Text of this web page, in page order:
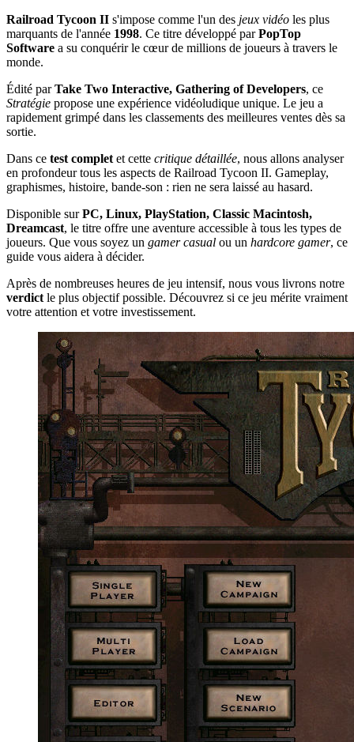
Railroad Tycoon II s'impose comme l'un des jeux vidéo les plus
marquants de l'année 1998. Ce titre développé parPopTop
Software a su conquérir le cœur de millions de joueurs à travers le
monde.
Édité parTake Two Interactive, Gathering of Developers, ce
Stratégie propose une expérience vidéoludique unique. Le jeu a
rapidement grimpé dans les classements des meilleures ventes dès sa
sortie.
Dans ce test complet et cette critique détaillée, nous allons analyser
en profondeur tous les aspects de Railroad Tycoon II. Gameplay,
graphismes, histoire, bande-son : rien ne sera laissé au hasard.
Disponible surPC, Linux, PlayStation, Classic Macintosh,
Dreamcast, le titre offre une aventure accessible à tous les types de
joueurs. Que vous soyez un gamer casual ou un hardcore gamer, ce
guide vous aidera à décider.
Après de nombreuses heures de jeu intensif, nous vous livrons notre
verdict le plus objectif possible. Découvrez si ce jeu mérite vraiment
votre attention et votre investissement.